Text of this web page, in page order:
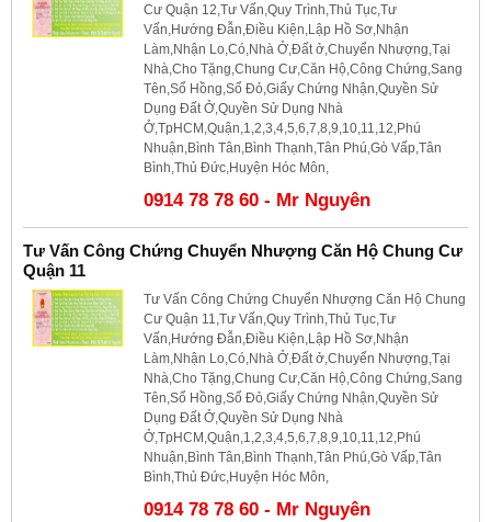
Cư Quận 12,Tư Vấn,Quy Trình,Thủ Tục,Tư
Vấn,Hướng Đẫn,Điều Kiện,Lập Hồ Sơ,Nhận
Làm,Nhận Lo,Có,Nhà Ở,Đất ở,Chuyển Nhượng,Tại
Nhà,Cho Tặng,Chung Cư,Căn Hộ,Công Chứng,Sang
Tên,Sổ Hồng,Sổ Đỏ,Giấy Chứng Nhận,Quyền Sử
Dụng Đất Ở,Quyền Sử Dụng Nhà
Ở,TpHCM,Quận,1,2,3,4,5,6,7,8,9,10,11,12,Phú
Nhuận,Bình Tân,Bình Thạnh,Tân Phú,Gò Vấp,Tân
Bình,Thủ Đức,Huyện Hóc Môn,
0914 78 78 60 - Mr Nguyên
Tư Vấn Công Chứng Chuyển Nhượng Căn Hộ Chung Cư
Quận 11
Tư Vấn Công Chứng Chuyển Nhượng Căn Hộ Chung
Cư Quận 11,Tư Vấn,Quy Trình,Thủ Tục,Tư
Vấn,Hướng Đẫn,Điều Kiện,Lập Hồ Sơ,Nhận
Làm,Nhận Lo,Có,Nhà Ở,Đất ở,Chuyển Nhượng,Tại
Nhà,Cho Tặng,Chung Cư,Căn Hộ,Công Chứng,Sang
Tên,Sổ Hồng,Sổ Đỏ,Giấy Chứng Nhận,Quyền Sử
Dụng Đất Ở,Quyền Sử Dụng Nhà
Ở,TpHCM,Quận,1,2,3,4,5,6,7,8,9,10,11,12,Phú
Nhuận,Bình Tân,Bình Thạnh,Tân Phú,Gò Vấp,Tân
Bình,Thủ Đức,Huyện Hóc Môn,
0914 78 78 60 - Mr Nguyên